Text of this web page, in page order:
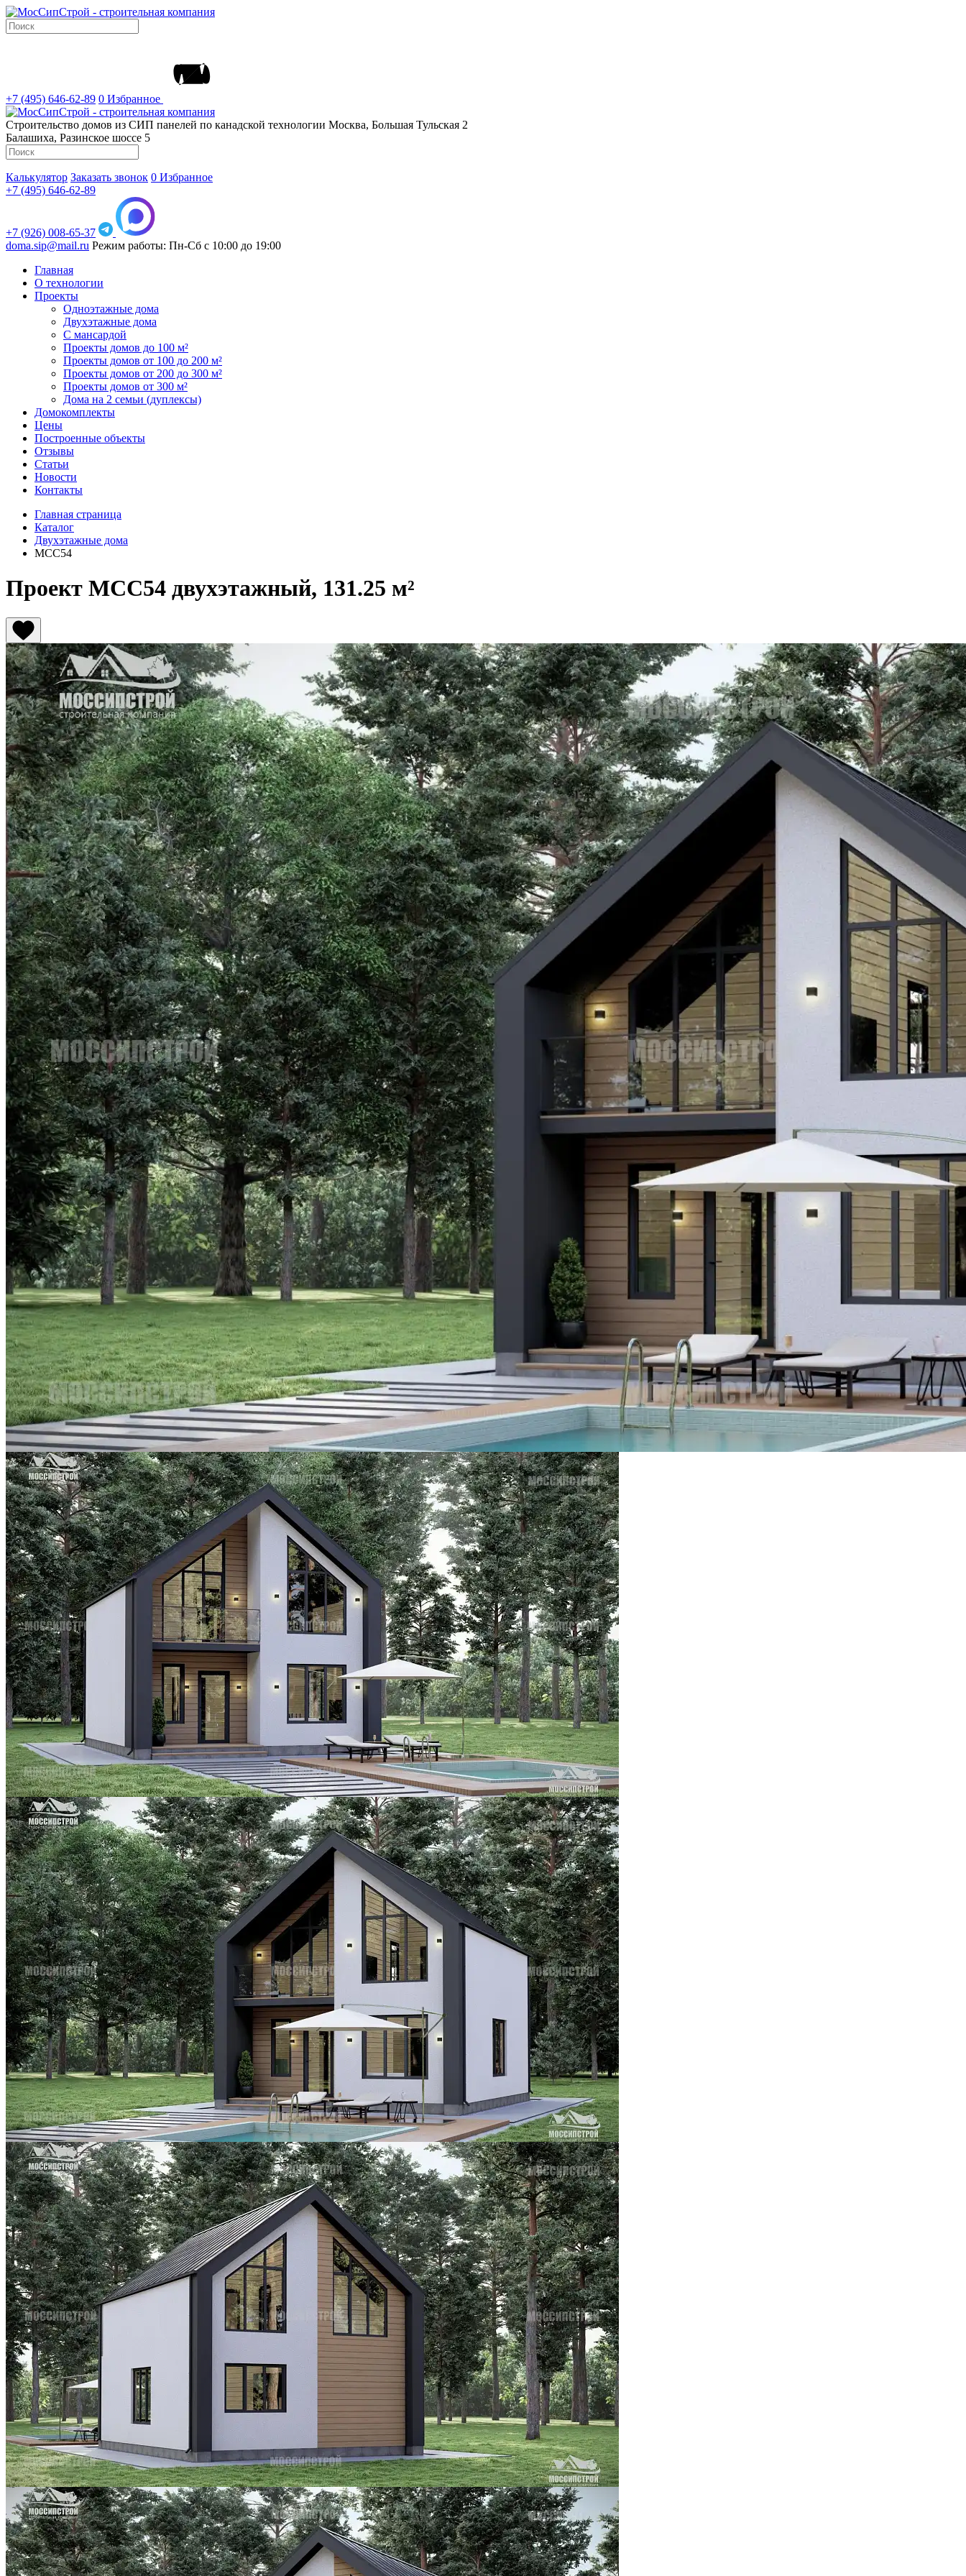
+7 (495) 646-62-89 0 Избранное
Строительство домов из СИП панелей по канадской технологии Москва, Большая Тульская 2
Балашиха, Разинское шоссе 5
Калькулятор Заказать звонок 0 Избранное
+7 (495) 646-62-89
+7 (926) 008-65-37
doma.sip@mail.ru Режим работы: Пн-Сб с 10:00 до 19:00
Главная
О технологии
Проекты
Одноэтажные дома
Двухэтажные дома
С мансардой
Проекты домов до 100 м²
Проекты домов от 100 до 200 м²
Проекты домов от 200 до 300 м²
Проекты домов от 300 м²
Дома на 2 семьи (дуплексы)
Домокомплекты
Цены
Построенные объекты
Отзывы
Статьи
Новости
Контакты
Главная страница
Каталог
Двухэтажные дома
МСС54
Проект МСС54 двухэтажный, 131.25 м²